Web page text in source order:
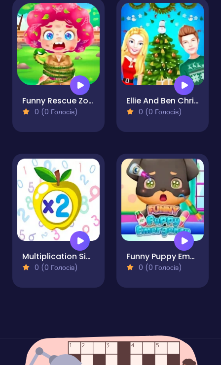
Funny Rescue Zookeeper
0 (0 Голосів)
Ellie And Ben Christmas Preparation
0 (0 Голосів)
Multiplication Simulator
0 (0 Голосів)
Funny Puppy Emergency
0 (0 Голосів)